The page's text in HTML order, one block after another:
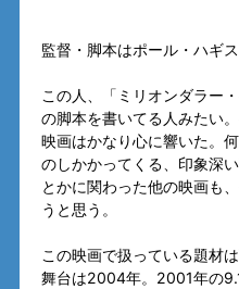
監督・脚本はポール・ハギス
この人、「ミリオンダラー
の脚本を書いてる人みたい
映画はかなり心に響いた。
のしかかってくる、印象深
とかに関わった他の映画も
うと思う。
この映画で扱っている題材
舞台は2004年。2001年の